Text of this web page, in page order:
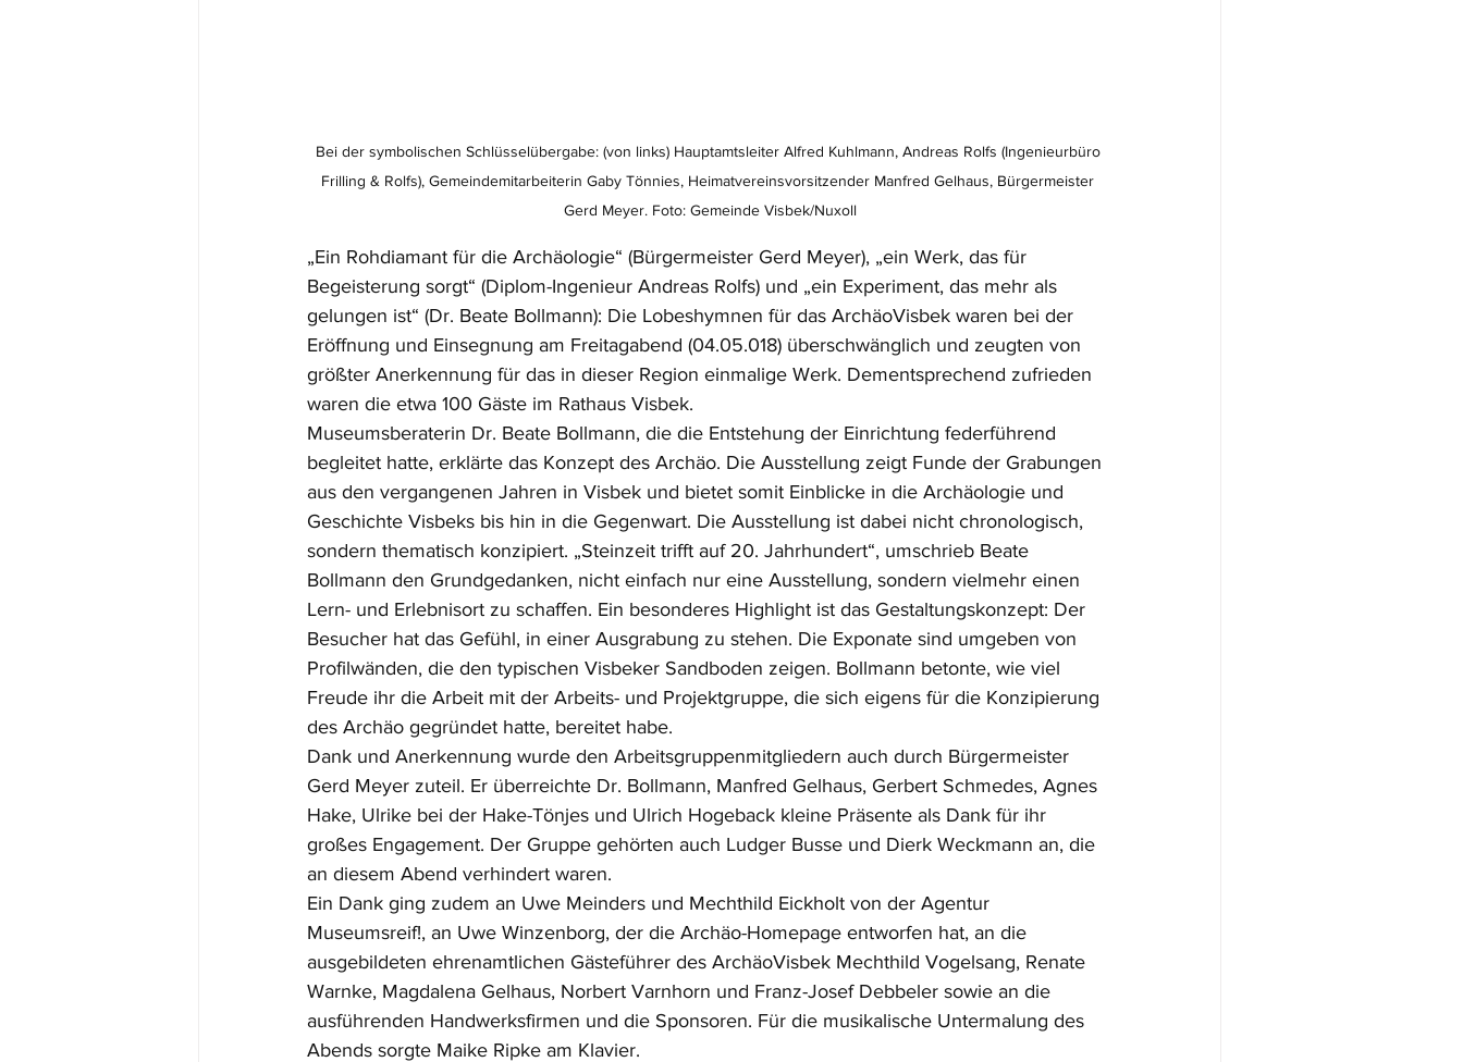
Bei der symbolischen Schlüsselübergabe: (von links) Hauptamtsleiter Alfred Kuhlmann, Andreas Rolfs (Ingenieurbüro
Frilling & Rolfs), Gemeindemitarbeiterin Gaby Tönnies, Heimatvereinsvorsitzender Manfred Gelhaus, Bürgermeister
Gerd Meyer. Foto: Gemeinde Visbek/Nuxoll
„Ein Rohdiamant für die Archäologie“ (Bürgermeister Gerd Meyer), „ein Werk, das für
Begeisterung sorgt“ (Diplom-Ingenieur Andreas Rolfs) und „ein Experiment, das mehr als
gelungen ist“ (Dr. Beate Bollmann): Die Lobeshymnen für das ArchäoVisbek waren bei der
Eröffnung und Einsegnung am Freitagabend (04.05.018) überschwänglich und zeugten von
größter Anerkennung für das in dieser Region einmalige Werk. Dementsprechend zufrieden
waren die etwa 100 Gäste im Rathaus Visbek.
Museumsberaterin Dr. Beate Bollmann, die die Entstehung der Einrichtung federführend
begleitet hatte, erklärte das Konzept des Archäo. Die Ausstellung zeigt Funde der Grabungen
aus den vergangenen Jahren in Visbek und bietet somit Einblicke in die Archäologie und
Geschichte Visbeks bis hin in die Gegenwart. Die Ausstellung ist dabei nicht chronologisch,
sondern thematisch konzipiert. „Steinzeit trifft auf 20. Jahrhundert“, umschrieb Beate
Bollmann den Grundgedanken, nicht einfach nur eine Ausstellung, sondern vielmehr einen
Lern- und Erlebnisort zu schaffen. Ein besonderes Highlight ist das Gestaltungskonzept: Der
Besucher hat das Gefühl, in einer Ausgrabung zu stehen. Die Exponate sind umgeben von
Profilwänden, die den typischen Visbeker Sandboden zeigen. Bollmann betonte, wie viel
Freude ihr die Arbeit mit der Arbeits- und Projektgruppe, die sich eigens für die Konzipierung
des Archäo gegründet hatte, bereitet habe.
Dank und Anerkennung wurde den Arbeitsgruppenmitgliedern auch durch Bürgermeister
Gerd Meyer zuteil. Er überreichte Dr. Bollmann, Manfred Gelhaus, Gerbert Schmedes, Agnes
Hake, Ulrike bei der Hake-Tönjes und Ulrich Hogeback kleine Präsente als Dank für ihr
großes Engagement. Der Gruppe gehörten auch Ludger Busse und Dierk Weckmann an, die
an diesem Abend verhindert waren.
Ein Dank ging zudem an Uwe Meinders und Mechthild Eickholt von der Agentur
Museumsreif!, an Uwe Winzenborg, der die Archäo-Homepage entworfen hat, an die
ausgebildeten ehrenamtlichen Gästeführer des ArchäoVisbek Mechthild Vogelsang, Renate
Warnke, Magdalena Gelhaus, Norbert Varnhorn und Franz-Josef Debbeler sowie an die
ausführenden Handwerksfirmen und die Sponsoren. Für die musikalische Untermalung des
Abends sorgte Maike Ripke am Klavier.